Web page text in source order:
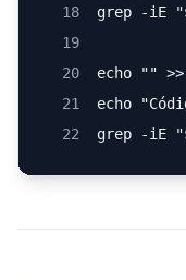
18
grep -iE
19
20
echo "" >>
21
echo
22
grep -iE